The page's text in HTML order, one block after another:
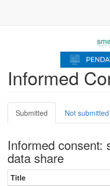
main
Informed
Primary
tabs
Submitted (active
tab)
Not submitted
Informed consent:
data share
Title